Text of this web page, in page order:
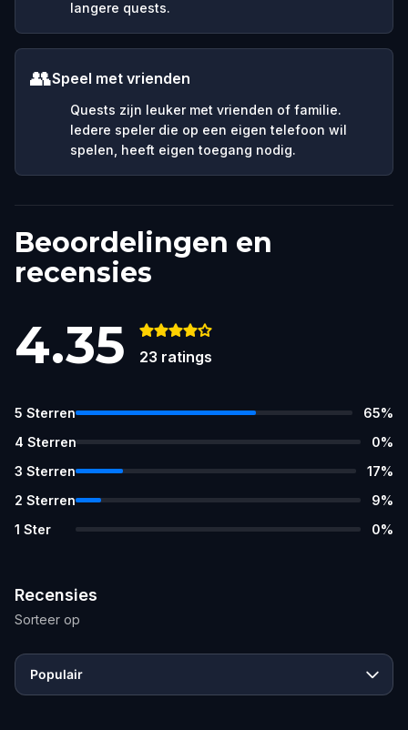
langere quests.
👥Speel met vrienden
Quests zijn leuker met vrienden of familie.
Iedere speler die op een eigen telefoon wil
spelen, heeft eigen toegang nodig.
Beoordelingen en
recensies
4.35 23 ratings
5 Sterren 65%
4 Sterren 0%
3 Sterren 17%
2 Sterren 9%
1 Ster 0%
Recensies
Sorteer op
Populair